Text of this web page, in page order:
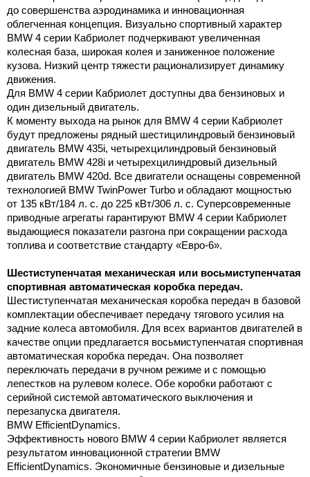
до совершенства аэродинамика и инновационная
облегченная концепция. Визуально спортивный характер
BMW 4 серии Кабриолет подчеркивают увеличенная
колесная база, широкая колея и заниженное положение
кузова. Низкий центр тяжести рационализирует динамику
движения.
Для BMW 4 серии Кабриолет доступны два бензиновых и
один дизельный двигатель.
К моменту выхода на рынок для BMW 4 серии Кабриолет
будут предложены рядный шестицилиндровый бензиновый
двигатель BMW 435i, четырехцилиндровый бензиновый
двигатель BMW 428i и четырехцилиндровый дизельный
двигатель BMW 420d. Все двигатели оснащены современной
технологией BMW TwinPower Turbo и обладают мощностью
от 135 кВт/184 л. с. до 225 кВт/306 л. с. Суперсовременные
приводные агрегаты гарантируют BMW 4 серии Кабриолет
выдающиеся показатели разгона при сокращении расхода
топлива и соответствие стандарту «Евро-6».
Шестиступенчатая механическая или восьмиступенчатая
спортивная автоматическая коробка передач.
Шестиступенчатая механическая коробка передач в базовой
комплектации обеспечивает передачу тягового усилия на
задние колеса автомобиля. Для всех вариантов двигателей в
качестве опции предлагается восьмиступенчатая спортивная
автоматическая коробка передач. Она позволяет
переключать передачи в ручном режиме и с помощью
лепестков на рулевом колесе. Обе коробки работают с
серийной системой автоматического выключения и
перезапуска двигателя.
BMW EfficientDynamics.
Эффективность нового BMW 4 серии Кабриолет является
результатом инновационной стратегии BMW
EfficientDynamics. Экономичные бензиновые и дизельные